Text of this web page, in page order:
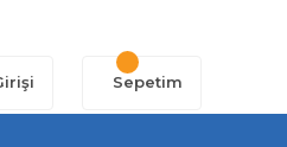
Sepetim